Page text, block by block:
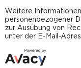
Weitere
personenbezogener
zur Ausübung von
unter der E-Mail-